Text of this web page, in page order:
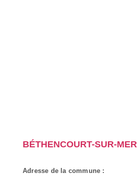
BÉTHENCOURT-SUR-MER
Adresse de la commune :